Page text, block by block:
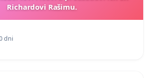
Richardovi Rašimu.
dni